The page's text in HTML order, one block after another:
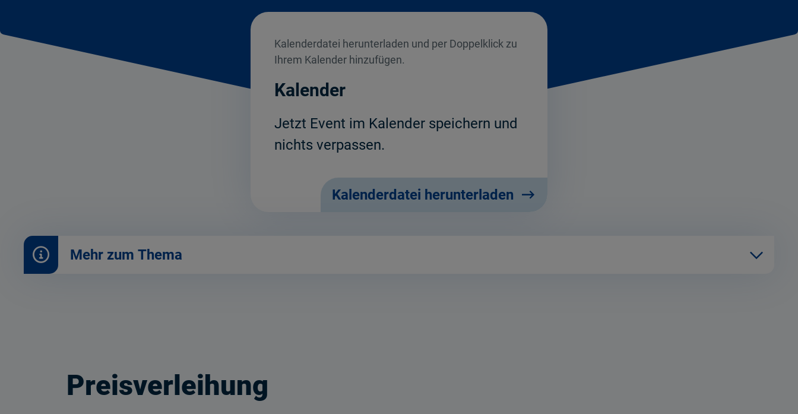
Kalenderdatei herunterladen und per Doppelklick zu
Ihrem Kalender hinzufügen.
Kalender
Jetzt Event im Kalender speichern und
nichts verpassen.
Kalenderdatei herunterladen
Mehr zum Thema
Preisverleihung